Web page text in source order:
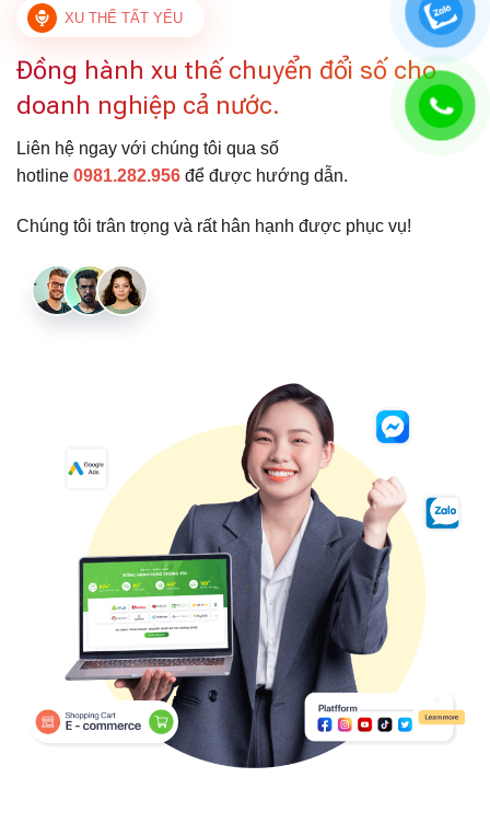
XU THẾ TẤT YẾU
Đồng hành xu thế chuyển đổi số cho
doanh nghiệp cả nước.
Liên hệ ngay với chúng tôi qua số
hotline 0981.282.956 để được hướng dẫn.
Chúng tôi trân trọng và rất hân hạnh được phục vụ!